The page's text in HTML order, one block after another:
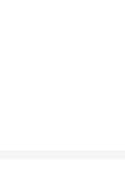
（文章来源
内容仅代表作者观